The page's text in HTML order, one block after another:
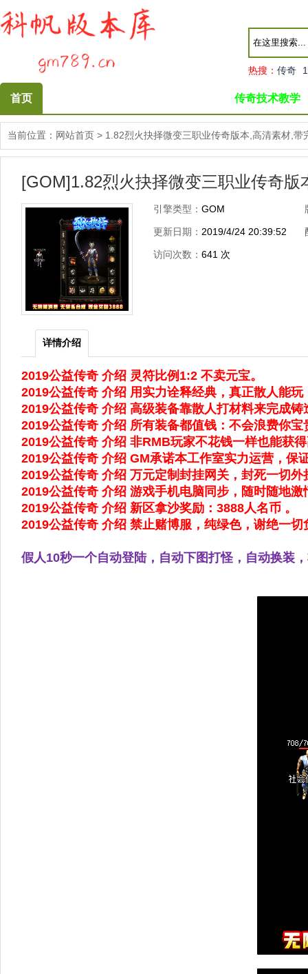
热搜： 传奇
首页 传奇技术教学
当前位置： 网站首页 > 1.82烈火抉择微变三职业传奇版本,高清素材,带
[GOM]1.82烈火抉择微变三职业传奇
引擎类型： GOM
更新日期： 2019/4/24 20:39:52
访问次数： 641 次
详情介绍
2019公益传奇 介绍 灵符比例1:2 不卖元宝。
2019公益传奇 介绍 用实力诠释经典，真正散人能玩
2019公益传奇 介绍 高级装备靠散人打材料来完成
2019公益传奇 介绍 所有装备都值钱：不会浪费你
2019公益传奇 介绍 非RMB玩家不花钱一样也能获
2019公益传奇 介绍 GM承诺本工作室实力运营，保
2019公益传奇 介绍 万元定制封挂网关，封死一切
2019公益传奇 介绍 游戏手机电脑同步，随时随地激
2019公益传奇 介绍 新区拿沙奖励：3888人名币 。
2019公益传奇 介绍 禁止赌博服，纯绿色，谢绝一切
假人10秒一个自动登陆，自动下图打怪，自动换装